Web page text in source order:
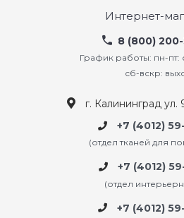
Интернет-
8 (800)
График работы: пн-пт:
сб-вскр:
г. Калининград ул.
+7 (4012)
(отдел тканей для
+7 (4012)
(отдел
+7 (4012)